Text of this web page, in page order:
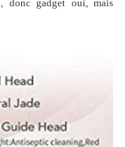
donc gadget oui, mais